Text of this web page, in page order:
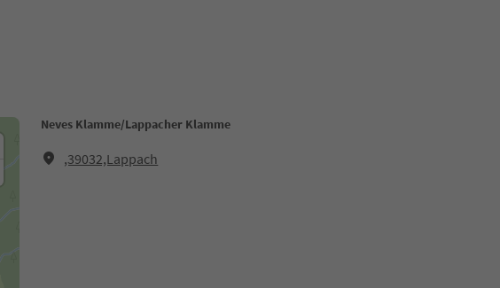
Neves Klamme/Lappacher Klamme
,39032,Lappach